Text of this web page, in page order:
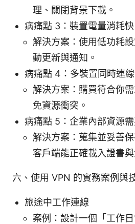
理、關閉背景下載。
病痛點 3：裝置電量消耗快
解決方案：使用低功耗
動更新與通知。
病痛點 4：多裝置同時連
解決方案：購買符合你
免資源衝突。
病痛點 5：企業內部資源
解決方案：蒐集並妥善
客戶端能正確載入證書與
六、使用 VPN 的實務案例與
旅途中工作連線
案例：設計一個「工作